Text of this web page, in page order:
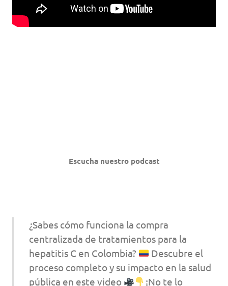
Escucha nuestro podcast
¿Sabes cómo funciona la compra
centralizada de tratamientos para la
hepatitis C en Colombia?
Descubre el
proceso completo y su impacto en la salud
pública en este video
¡No te lo